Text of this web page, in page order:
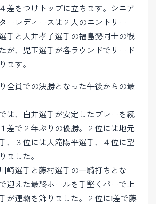
差をつけトップに立ちます。シニア
ーレディースは２人のエントリー
手と大井孝子選手の福島勢同士の戦
が、児玉選手が各ラウンドでリード
ます。
全員での決勝となった午後からの最
は、白井選手が安定したプレーを続
差で２年ぶりの優勝。２位には地元
、３位には大滝陽平選手、４位に望
ました。
崎選手と藤村選手の一騎打ちとな
迎えた最終ホールを手堅くパーで上
が連覇を飾りました。２位に1差で藤